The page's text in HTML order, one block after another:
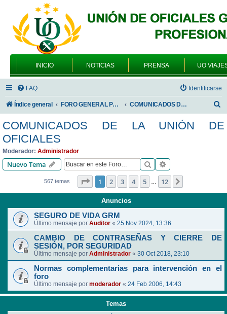
INICIO NOTICIAS PRENSA UO
FAQ Identificarse
Índice general FORO GENERAL PARA TODOS LOS USUARIOS COMUNICADOS DE LA UNIÓN DE OFICIALES
s
COMUNICADOS DE LA UNIÓN DE
OFICIALES
Moderador: Administrador
Nuevo Tema Buscar
567 temas Página de 12
1 2 3 4 5 … 12
Anuncios
SEGURO DE VIDA GRM
Último mensaje por Auditor « 25 Nov 2024, 13:36
CAMBIO DE CONTRASEÑAS Y CIERRE DE
SESIÓN, POR SEGURIDAD
Último mensaje por Administrador « 30 Oct 2018, 23:10
Normas complementarias para intervención en el
foro
Último mensaje por moderador « 24 Feb 2006, 14:43
Temas